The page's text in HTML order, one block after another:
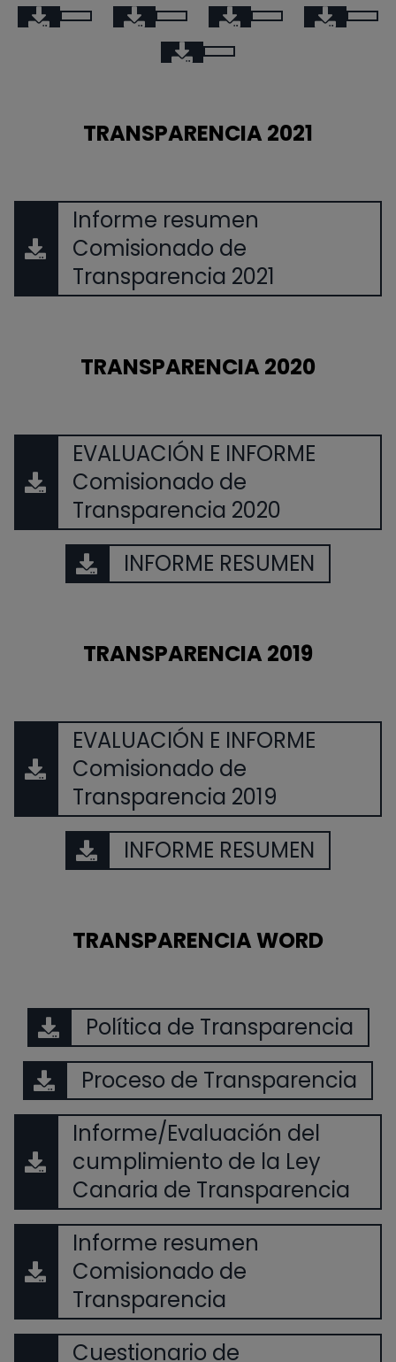
TRANSPARENCIA 2021
Informe resumen
Comisionado de
Transparencia 2021
TRANSPARENCIA 2020
EVALUACIÓN E INFORME
Comisionado de
Transparencia 2020
INFORME RESUMEN
TRANSPARENCIA 2019
EVALUACIÓN E INFORME
Comisionado de
Transparencia 2019
INFORME RESUMEN
TRANSPARENCIA WORD
Política de Transparencia
Proceso de Transparencia
Informe/Evaluación del
cumplimiento de la Ley
Canaria de Transparencia
Informe resumen
Comisionado de
Transparencia
Cuestionario de